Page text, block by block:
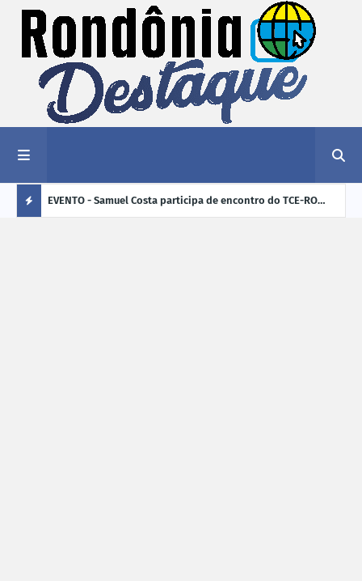
EVENTO - Samuel Costa participa de encontro do TCE-RO